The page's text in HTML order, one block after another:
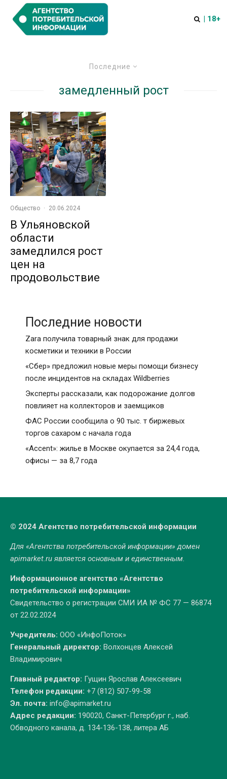
| 18+
Последние
замедленный рост
Общество · 20.06.2024
В Ульяновской
области
замедлился рост
цен на
продовольствие
Последние новости
Zara получила товарный знак для продажи
косметики и техники в России
«Сбер» предложил новые меры помощи бизнесу
после инцидентов на складах Wildberries
Эксперты рассказали, как подорожание долгов
повлияет на коллекторов и заемщиков
ФАС России сообщила о 90 тыс. т биржевых
торгов сахаром с начала года
«Accent»: жилье в Москве окупается за 24,4 года,
офисы — за 8,7 года
© 2024 Агентство потребительской информации
Для «Агентства потребительской информации» домен
apimarket.ruявляется основным и единственным.
Информационное агентство «Агентство
потребительской информации»
Свидетельство о регистрации СМИ ИА № ФС 77 — 86874
от 22.02.2024
Учредитель: ООО «ИнфоПоток»
Генеральный директор: Волхонцев Алексей
Владимирович
Главный редактор: Гущин Ярослав Алексеевич
Телефон редакции: +7 (812) 507-99-58
Эл. почта: info@apimarket.ru
Адрес редакции: 190020, Санкт-Петербург г., наб.
Обводного канала, д. 134-136-138, литера АБ